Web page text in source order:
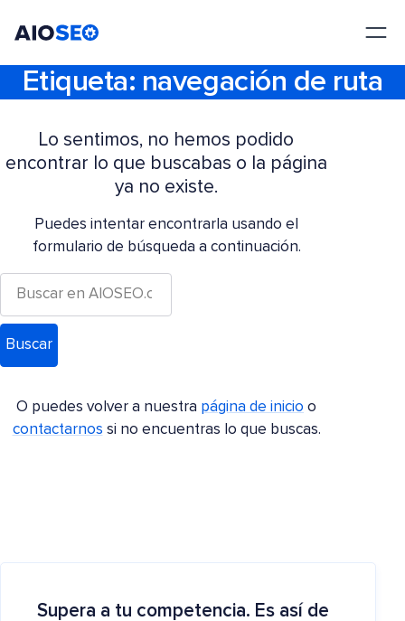
Etiqueta: navegación de ruta
Lo sentimos, no hemos podido
encontrar lo que buscabas o la página
ya no existe.
Puedes intentar encontrarla usando el
formulario de búsqueda a continuación.
O puedes volver a nuestra página de inicio o
contactarnos si no encuentras lo que buscas.
Supera a tu competencia. Es así de